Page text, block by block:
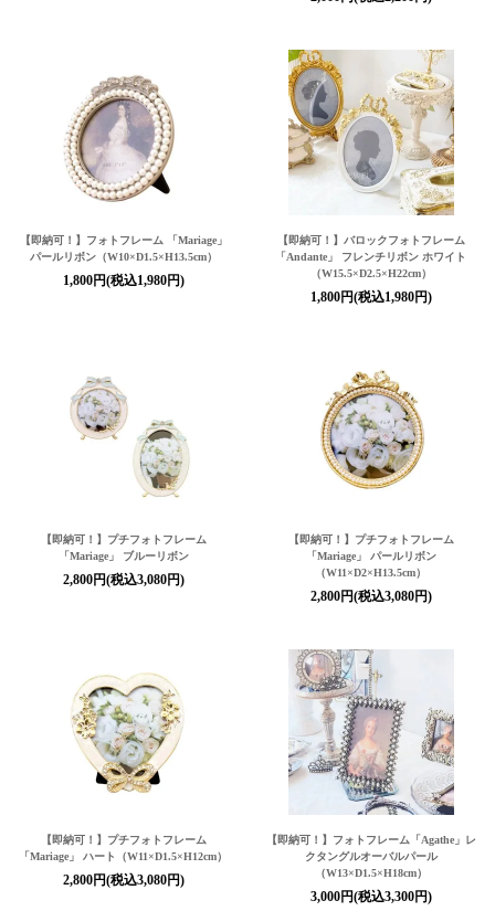
【即納可！】フォトフレーム 「Mariage」
パールリボン（W10×D1.5×H13.5cm）
1,800円(税込1,980円)
【即納可！】バロックフォトフレーム
「Andante」 フレンチリボン ホワイト
（W15.5×D2.5×H22cm）
1,800円(税込1,980円)
【即納可！】プチフォトフレーム
「Mariage」 ブルーリボン
2,800円(税込3,080円)
【即納可！】プチフォトフレーム
「Mariage」 パールリボン
（W11×D2×H13.5cm）
2,800円(税込3,080円)
【即納可！】プチフォトフレーム
「Mariage」 ハート（W11×D1.5×H12cm）
2,800円(税込3,080円)
【即納可！】フォトフレーム「Agathe」レ
クタングルオーバルパール
（W13×D1.5×H18cm）
3,000円(税込3,300円)